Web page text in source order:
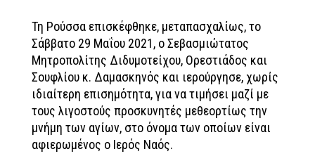
Τη Ρούσσα επισκέφθηκε, μεταπασχαλίως, το
Σάββατο 29 Μαΐου 2021, ο Σεβασμιώτατος
Μητροπολίτης Διδυμοτείχου, Ορεστιάδος και
Σουφλίου κ. Δαμασκηνός και ιερούργησε, χωρίς
ιδιαίτερη επισημότητα, για να τιμήσει μαζί με
τους λιγοστούς προσκυνητές μεθεορτίως την
μνήμη των αγίων, στο όνομα των οποίων είναι
αφιερωμένος ο Ιερός Ναός.